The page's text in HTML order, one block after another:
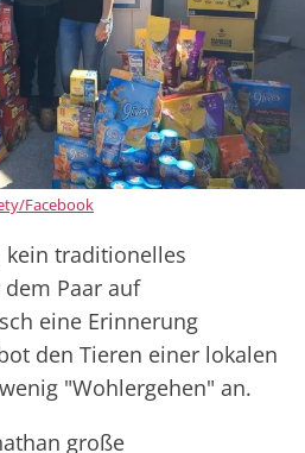
Facebook
kein traditionelles
dem Paar auf
eine Erinnerung
den Tieren einer lokalen
"Wohlergehen" an.
große